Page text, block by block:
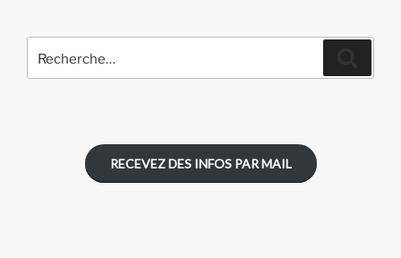
pour
RECEVEZ DES INFOS PAR MAIL